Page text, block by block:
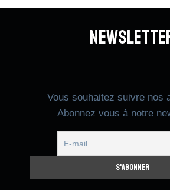
Vous souhaitez suivre nos
Abonnez vous à notre